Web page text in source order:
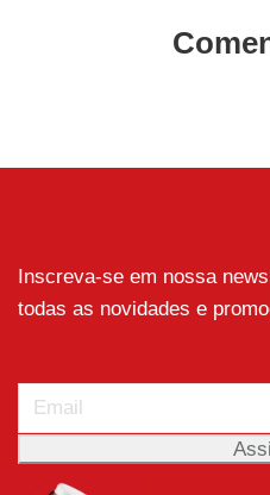
Inscreva-se em nossa
todas as novidades e